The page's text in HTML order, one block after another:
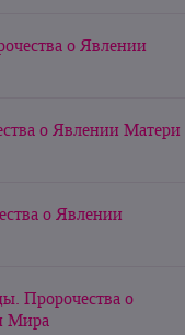
о Явлении
о Явлении Матери
о Явлении
Пророчества о
Мира